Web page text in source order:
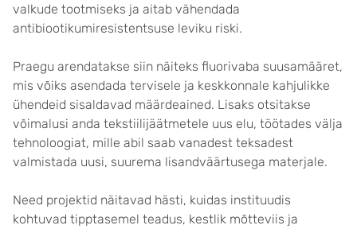
valkude tootmiseks ja aitab vähendada
antibiootikumiresistentsuse leviku riski.
Praegu arendatakse siin näiteks fluorivaba suusamääret,
mis võiks asendada tervisele ja kesk­konnale kahjulikke
ühendeid sisaldavad määrde­ained. Lisaks otsitakse
võimalusi anda tekstiilijäätmetele uus elu, töötades välja
tehnoloogiat, mille abil saab vanadest teksadest
valmistada uusi, suurema lisandväärtusega materjale.
Need projektid näitavad hästi, kuidas instituudis
kohtuvad tipptasemel teadus, kestlik mõtteviis ja